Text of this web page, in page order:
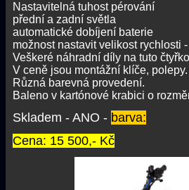
Nastavitelná tuhost pérování
přední a zadní světla
automatické dobíjení baterie
možnost nastavit velikost rychlosti
Veškeré náhradní díly na tuto
V ceně jsou montážní klíče, polepy.
Různá
Baleno v kartónové krabici o
Skladem - ANO - barva:
Cena: 15 500,- Kč